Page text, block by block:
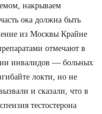
накрываем
ока должна быть
из Москвы Крайне
отмечают в
инвалидов — больных
локти, но не
и сказали, что в
тестостерона